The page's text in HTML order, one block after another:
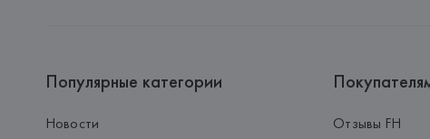
Популярные категории
Новости
Отзывы FH